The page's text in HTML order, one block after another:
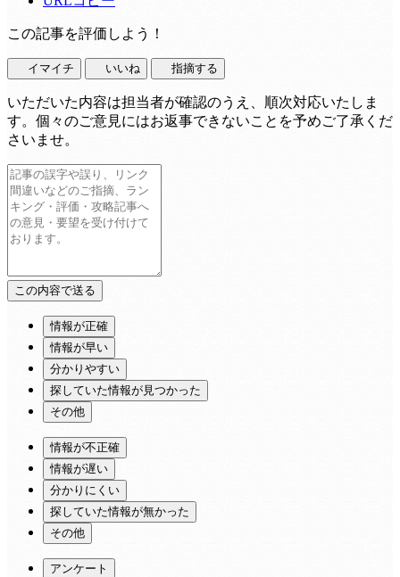
この記事を評価しよう！
イマイチ いいね 指摘する
いただいた内容は担当者が確認のうえ、順次対応いたしま
す。個々のご意見にはお返事できないことを予めご了承くだ
さいませ。
情報が正確
情報が早い
分かりやすい
探していた情報が見つかった
その他
情報が不正確
情報が遅い
分かりにくい
探していた情報が無かった
その他
アンケート